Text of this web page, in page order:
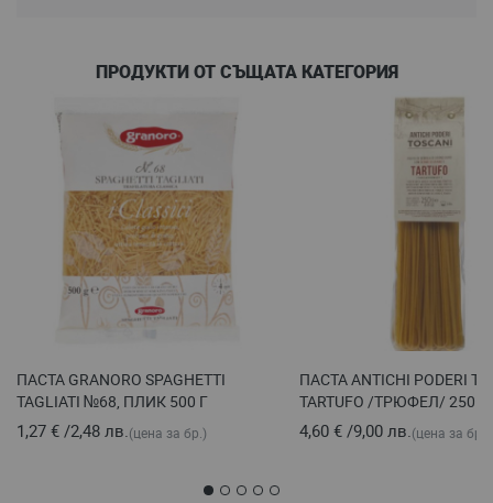
ПРОДУКТИ ОТ СЪЩАТА КАТЕГОРИЯ
ПАСТА GRANORO SPAGHETTI
TAGLIATI №68, ПЛИК 500 Г
1,27 € /2,48 лв. (цена за бр.)
ПАСТА ANTICHI PODERI
TARTUFO /ТРЮФЕЛ/ 250 Г
4,60 €/9,00 лв. (цена за бр.)